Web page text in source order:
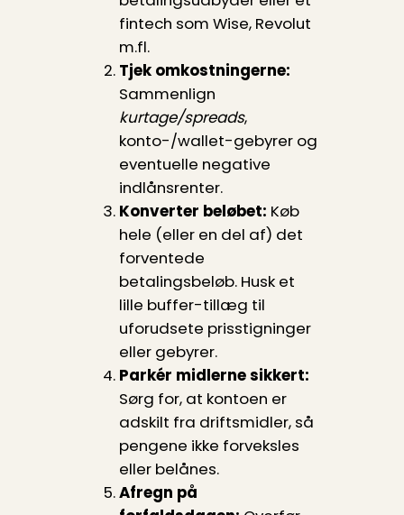
fintech som Wise, Revolut
m.fl.
Tjek omkostningerne:
Sammenlign
kurtage/spreads,
konto-/wallet-gebyrer og
eventuelle negative
indlånsrenter.
Konverter beløbet: Køb
hele (eller en del af) det
forventede
betalingsbeløb. Husk et
lille buffer-tillæg til
uforudsete prisstigninger
eller gebyrer.
Parkér midlerne sikkert:
Sørg for, at kontoen er
adskilt fra driftsmidler, så
pengene ikke forveksles
eller belånes.
Afregn på